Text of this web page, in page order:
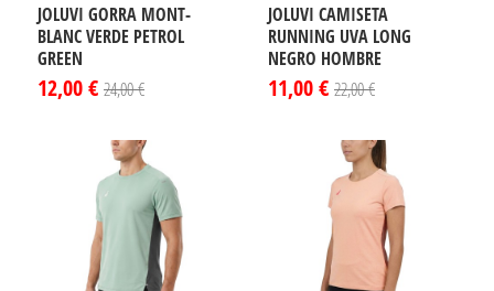
JOLUVI GORRA MONT-
BLANC VERDE PETROL
GREEN
12,00 € 24,00 €
JOLUVI CAMISETA
RUNNING UVA LONG
NEGRO HOMBRE
11,00 € 22,00 €